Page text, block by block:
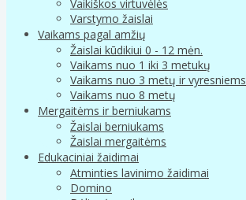
Vaikiškos virtuvėlės
Varstymo žaislai
Vaikams pagal amžių
Žaislai kūdikiui 0 - 12 mėn.
Vaikams nuo 1 iki 3 metukų
Vaikams nuo 3 metų ir vyresniems
Vaikams nuo 8 metų
Mergaitėms ir berniukams
Žaislai berniukams
Žaislai mergaitėms
Edukaciniai žaidimai
Atminties lavinimo žaidimai
Domino